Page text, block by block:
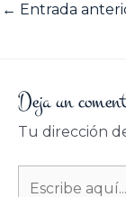
← Entrada
Deja un
Tu dirección